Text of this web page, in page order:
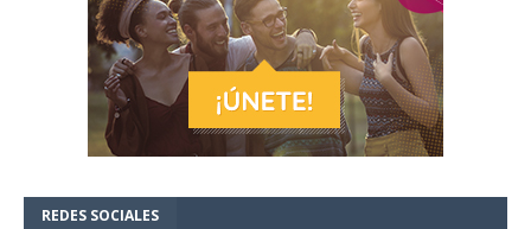
REDES SOCIALES